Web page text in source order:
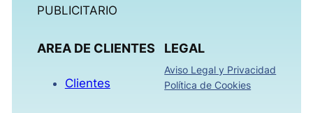
PUBLICITARIO
AREA DE CLIENTES
Clientes
LEGAL
Aviso Legal y Privacidad
Política de Cookies